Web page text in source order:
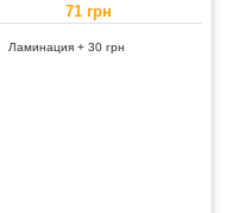
71 грн
Ламинация + 30 грн